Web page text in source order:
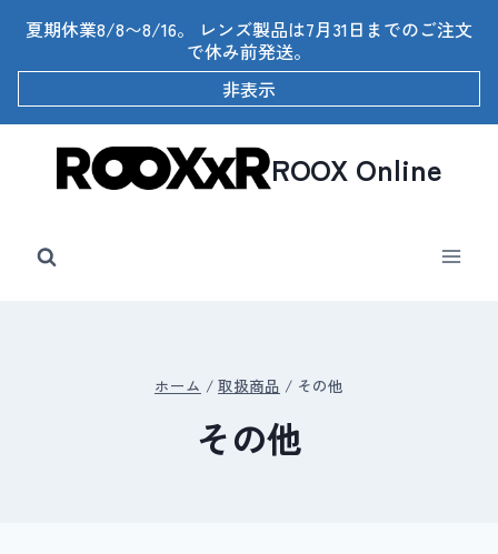
ッ
夏期休業8/8〜8/16。 レンズ製品は7月31日までのご注文
で休み前発送。
非表示
ROOX Online
ホーム / 取扱商品 / その他
その他